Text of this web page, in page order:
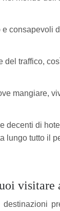
consapevoli
del traffico,
mangiare,
decenti di
lungo tutto il
visitare
destinazioni